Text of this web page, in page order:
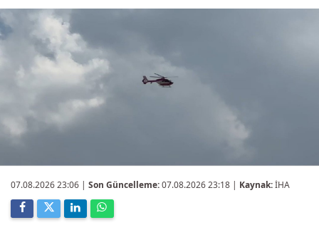
07.08.2026 23:06 | Son Güncelleme:07.08.2026 23:18 | Kaynak:İHA